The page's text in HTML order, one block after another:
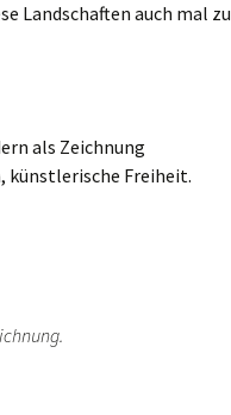
Landschaften auch mal zu
als Zeichnung
künstlerische Freiheit.